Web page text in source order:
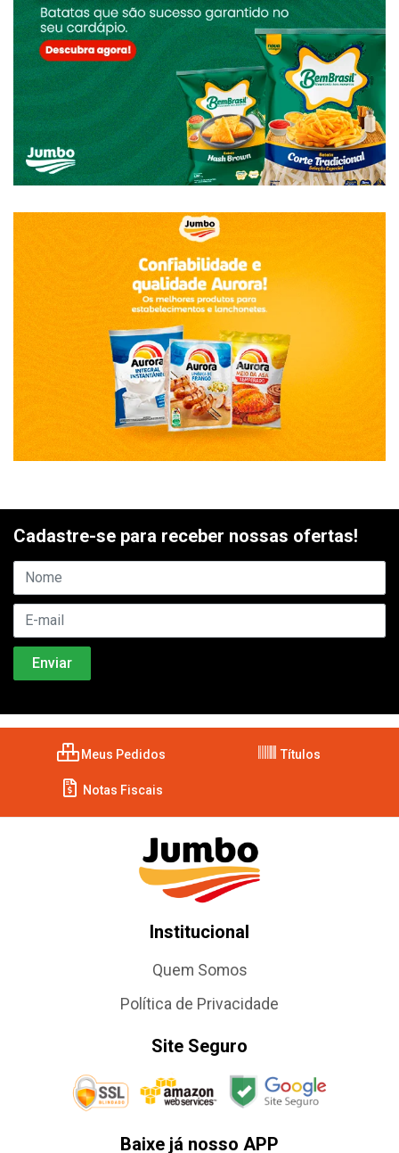
Cadastre-se para receber nossas ofertas!
Meus Pedidos Títulos
Notas Fiscais
Institucional
Quem Somos
Política de Privacidade
Site Seguro
Baixe já nosso APP